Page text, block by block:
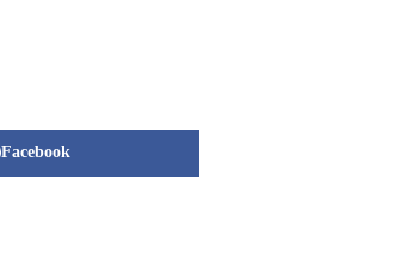
Facebook